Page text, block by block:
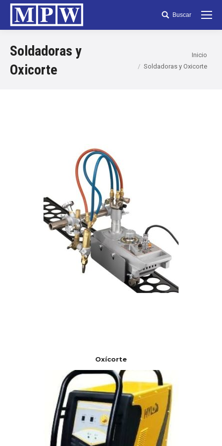
Search:Buscar
Soldadoras y
Oxicorte
Inicio
Soldadoras y Oxicorte
Oxícorte